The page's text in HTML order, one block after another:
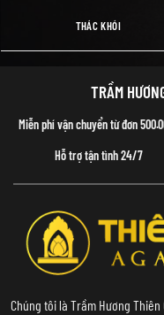
THÁC KHÓI
TRẦM
Miễn phí vận chuyển từ đơn
Hỗ trợ tận tình 24/7
Chúng tôi là Trầm Hương